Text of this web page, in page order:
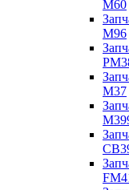
M60
M96
M37